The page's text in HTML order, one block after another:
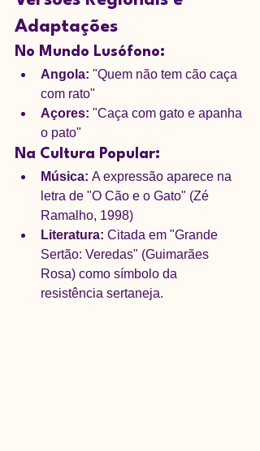
Adaptações
No Mundo Lusófono:
Angola: "Quem não tem cão caça
com rato"
Açores: "Caça com gato e apanha
o pato"
Na Cultura Popular:
Música: A expressão aparece na
letra de "O Cão e o Gato" (Zé
Ramalho, 1998)
Literatura: Citada em "Grande
Sertão: Veredas" (Guimarães
Rosa) como símbolo da
resistência sertaneja.